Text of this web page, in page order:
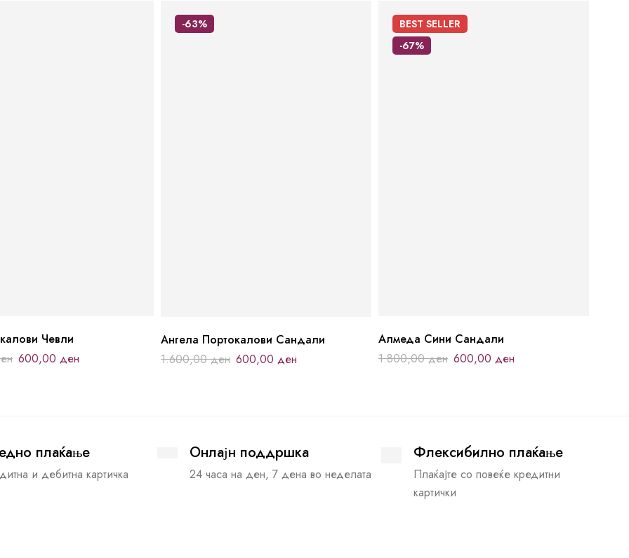
Чевли
600,00 ден
-63%
Ангела Портокалови Сандали
1.600,00ден 600,00 ден
BEST SELLER
-67%
Алмеда Сини Сандали
1.800,00ден 600,00 ден
плаќање
и дебитна картичка
Онлајн поддршка
24 часа на ден, 7 дена во неделата
Флексибилно плаќање
Плаќајте со повеќе кредитни
картички